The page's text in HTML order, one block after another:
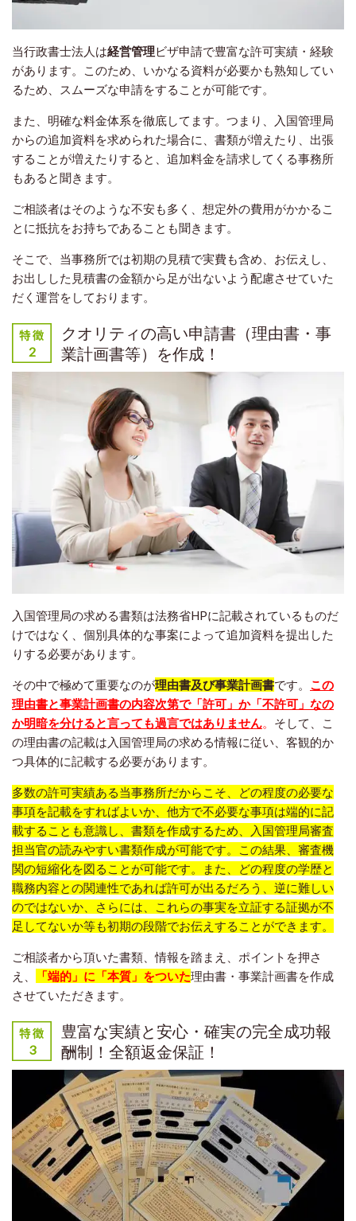
当行政書士法人は経営管理ビザ申請で豊富な許可実績・経験
があります。このため、いかなる資料が必要かも熟知してい
るため、スムーズな申請をすることが可能です。
また、明確な料金体系を徹底してます。つまり、入国管理局
からの追加資料を求められた場合に、書類が増えたり、出張
することが増えたりすると、追加料金を請求してくる事務所
もあると聞きます。
ご相談者はそのような不安も多く、想定外の費用がかかるこ
とに抵抗をお持ちであることも聞きます。
そこで、当事務所では初期の見積で実費も含め、お伝えし、
お出しした見積書の金額から足が出ないよう配慮させていた
だく運営をしております。
クオリティの高い申請書（理由書・事
業計画書等）を作成！
入国管理局の求める書類は法務省HPに記載されているものだ
けではなく、個別具体的な事案によって追加資料を提出した
りする必要があります。
その中で極めて重要なのが理由書及び事業計画書です。 この
理由書と事業計画書の内容次第で「許可」か「不許可」なの
か明暗を分けると言っても過言ではありません。 そして、こ
の理由書の記載は入国管理局の求める情報に従い、客観的か
つ具体的に記載する必要があります。
多数の許可実績ある当事務所だからこそ、どの程度の必要な
事項を記載をすればよいか、他方で不必要な事項は端的に記
載することも意識し、書類を作成するため、入国管理局審査
担当官の読みやすい書類作成が可能です。この結果、審査機
関の短縮化を図ることが可能です。また、
どの程度の学歴と
職務内容との関連性であれば許可が出るだろう
、逆に難しい
のではないか、さらには、これらの事実を立証する証拠が不
足してないか等も初期の段階でお伝えすることができます。
ご相談者から頂いた書類、情報を踏まえ、ポイントを押さ
え、
「端的」に「本質」をついた理由書・事業計画書を作成
させていただきます。
豊富な実績と安心・確実の完全成功報
酬制！全額返金保証！